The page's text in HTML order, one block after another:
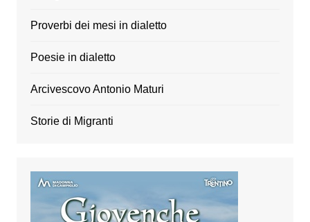
Proverbi dei mesi in dialetto
Poesie in dialetto
Arcivescovo Antonio Maturi
Storie di Migranti